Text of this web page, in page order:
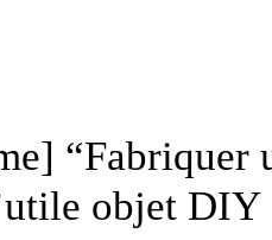
“Fabriquer
objet